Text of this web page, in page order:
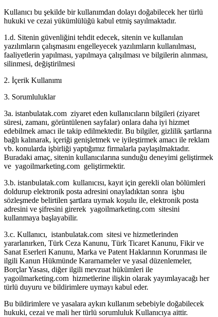
Kullanıcı bu şekilde bir kullanımdan dolayı doğabilecek her türlü
hukuki ve cezai yükümlülüğü kabul etmiş sayılmaktadır.
1.d. Sitenin güvenliğini tehdit edecek, sitenin ve kullanılan
yazılımların çalışmasını engelleyecek yazılımların kullanılması,
faaliyetlerin yapılması, yapılmaya çalışılması ve bilgilerin alınması,
silinmesi, değiştirilmesi
2. İçerik Kullanımı
3. Sorumluluklar
3a. istanbulatak.com ziyaret eden kullanıcıların bilgileri (ziyaret
süresi, zamanı, görüntülenen sayfalar) onlara daha iyi hizmet
edebilmek amacı ile takip edilmektedir. Bu bilgiler, gizlilik şartlarına
bağlı kalınarak, içeriği genişletmek ve iyileştirmek amacı ile reklam
vb. konularda işbirliği yaptığımız firmalarla paylaşılmaktadır.
Buradaki amaç, sitenin kullanıcılarına sunduğu deneyimi geliştirmek
ve yagoilmarketing.com geliştirmektir.
3.b. istanbulatak.com kullanıcısı, kayıt için gerekli olan bölümleri
doldurup elektronik posta adresini onayladıktan sonra işbu
sözleşmede belirtilen şartlara uymak koşulu ile, elektronik posta
adresini ve şifresini girerek yagoilmarketing.com sitesini
kullanmaya başlayabilir.
3.c. Kullanıcı, istanbulatak.com sitesi ve hizmetlerinden
yararlanırken, Türk Ceza Kanunu, Türk Ticaret Kanunu, Fikir ve
Sanat Eserleri Kanunu, Marka ve Patent Haklarının Korunması ile
ilgili Kanun Hükmünde Kararnameler ve yasal düzenlemeler,
Borçlar Yasası, diğer ilgili mevzuat hükümleri ile
yagoilmarketing.com hizmetlerine ilişkin olarak yayımlayacağı her
türlü duyuru ve bildirimlere uymayı kabul eder.
Bu bildirimlere ve yasalara aykırı kullanım sebebiyle doğabilecek
hukuki, cezai ve mali her türlü sorumluluk Kullanıcıya aittir.